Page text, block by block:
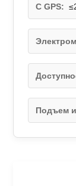
С GPS:
Подъем и